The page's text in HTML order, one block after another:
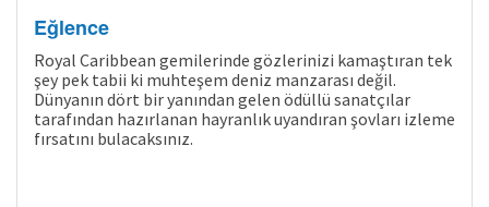
Eğlence
Royal Caribbean gemilerinde gözlerinizi kamaştıran tek
şey pek tabii ki muhteşem deniz manzarası değil.
Dünyanın dört bir yanından gelen ödüllü sanatçılar
tarafından hazırlanan hayranlık uyandıran şovları izleme
fırsatını bulacaksınız.